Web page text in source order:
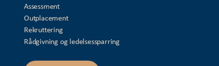
Assessment
Outplacement
Rekruttering
Rådgivning og ledelsessparring